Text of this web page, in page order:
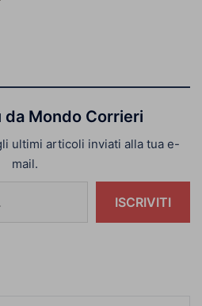
da Mondo Corrieri
ultimi articoli inviati alla tua e-
mail.
ISCRIVITI